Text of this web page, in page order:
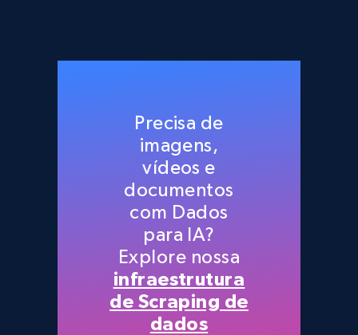
Precisa de
imagens,
vídeos e
documentos
com Dados
para IA?
Explore nossa
infraestrutura
de Scraping de
dados